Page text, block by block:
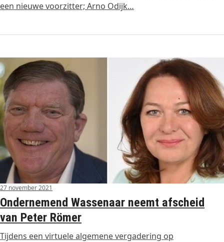
een nieuwe voorzitter; Arno Odijk…
27 november 2021
Ondernemend Wassenaar neemt afscheid
van Peter Römer
Tijdens een virtuele algemene vergadering op